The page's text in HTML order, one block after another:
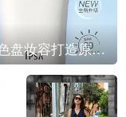
定制调色盘妆容打造原生之美